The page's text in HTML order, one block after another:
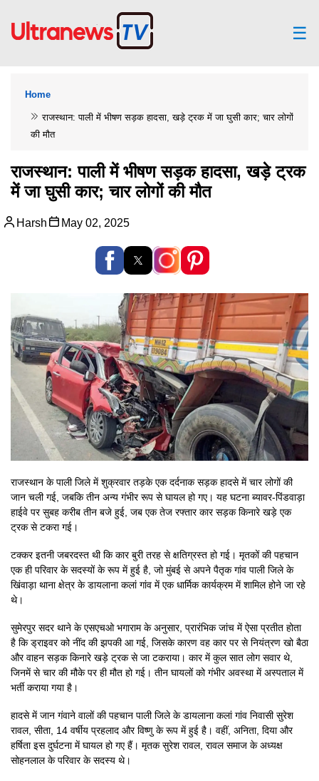
☰
Home
राजस्थान: पाली में भीषण सड़क हादसा, खड़े ट्रक में जा घुसी कार; चार लोगों
की मौत
राजस्थान: पाली में भीषण सड़क हादसा, खड़े ट्रक
में जा घुसी कार; चार लोगों की मौत
Harsh May 02, 2025
राजस्थान के पाली जिले में शुक्रवार तड़के एक दर्दनाक सड़क हादसे में चार लोगों की
जान चली गई, जबकि तीन अन्य गंभीर रूप से घायल हो गए। यह घटना ब्यावर-पिंडवाड़ा
हाईवे पर सुबह करीब तीन बजे हुई, जब एक तेज रफ्तार कार सड़क किनारे खड़े एक
ट्रक से टकरा गई।
टक्कर इतनी जबरदस्त थी कि कार बुरी तरह से क्षतिग्रस्त हो गई। मृतकों की पहचान
एक ही परिवार के सदस्यों के रूप में हुई है, जो मुंबई से अपने पैतृक गांव पाली जिले के
खिंवाड़ा थाना क्षेत्र के डायलाना कलां गांव में एक धार्मिक कार्यक्रम में शामिल होने जा रहे
थे।
सुमेरपुर सदर थाने के एसएचओ भगाराम के अनुसार, प्रारंभिक जांच में ऐसा प्रतीत होता
है कि ड्राइवर को नींद की झपकी आ गई, जिसके कारण वह कार पर से नियंत्रण खो बैठा
और वाहन सड़क किनारे खड़े ट्रक से जा टकराया। कार में कुल सात लोग सवार थे,
जिनमें से चार की मौके पर ही मौत हो गई। तीन घायलों को गंभीर अवस्था में अस्पताल में
भर्ती कराया गया है।
हादसे में जान गंवाने वालों की पहचान पाली जिले के डायलाना कलां गांव निवासी सुरेश
रावल, सीता, 14 वर्षीय प्रहलाद और विष्णु के रूप में हुई है। वहीं, अनिता, दिया और
हर्षिता इस दुर्घटना में घायल हो गए हैं। मृतक सुरेश रावल, रावल समाज के अध्यक्ष
सोहनलाल के परिवार के सदस्य थे।